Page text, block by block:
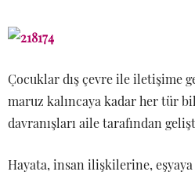
Çocuklar dış çevre ile iletişime
maruz kalıncaya kadar her tür
davranışları aile tarafından
Hayata, insan ilişkilerine,